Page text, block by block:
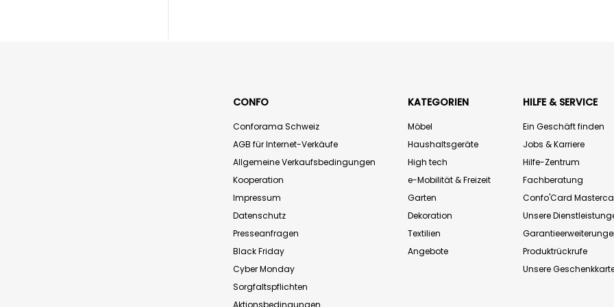
CONFO
Conforama Schweiz
AGB für Internet-Verkäufe
Allgemeine Verkaufsbedingungen
Kooperation
Impressum
Datenschutz
Presseanfragen
Black Friday
Cyber Monday
Sorgfaltspflichten
KATEGORIEN
Möbel
Haushaltsgeräte
High tech
e-Mobilität & Freizeit
Garten
Dekoration
Textilien
Angebote
HILFE & SERVICE
Ein Geschäft finden
Jobs & Karriere
Hilfe-Zentrum
Fachberatung
Confo'Card
Unsere
Produktrückrufe
Unsere